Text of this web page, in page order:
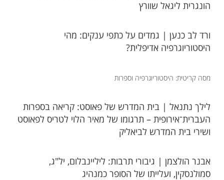
הונגרית ליגאל שוורץ​
ורד לב כנען | גמדים על כתפי ענקים: מהי
היסטוריוגרפיה אדיפלית?​
מסה קריטית: היסטוריוגרפיה וספרות
לילך נתנאל | בית המדרש של פאוסט: קריאה בספרות
העברית־אירופית – תרגומו של מאיר הלוי לטריס לפאוסט
ושירי בית המדרש לביאליק
אבנר הולצמן | גיבורי תרבות: ליליינבלום, יל"ג,
סמולנסקין, ועלייתו של הסופר כמנהיג